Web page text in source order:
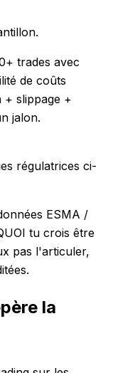
trades avec
de coûts
+ slippage +
jalon.
régulatrices ci-
ESMA /
tu crois être
pas l'articuler,
la